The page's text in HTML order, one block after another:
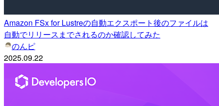
Amazon FSx for Lustreの自動エクスポート後のファイルは
自動でリリースまでされるのか確認してみた
のんピ
2025.09.22